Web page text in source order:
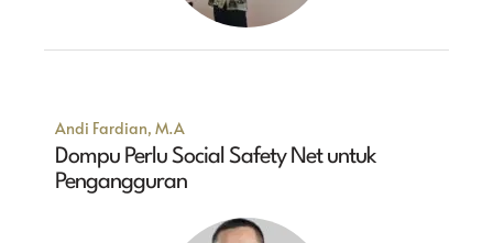
Andi Fardian, M.A
Dompu Perlu Social Safety Net untuk
Pengangguran